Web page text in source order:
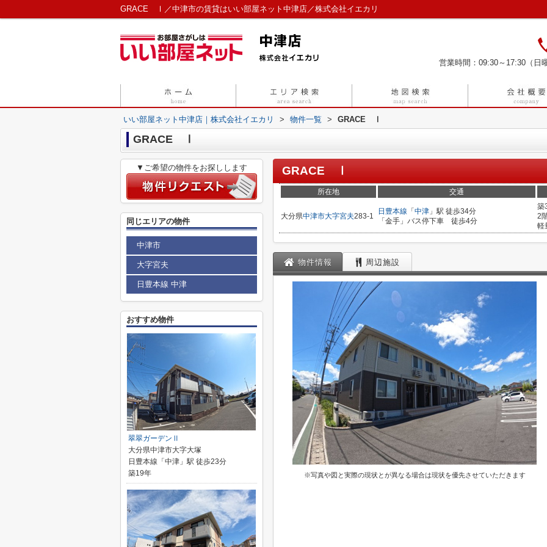
GRACE Ⅰ／中津市の賃貸はいい部屋ネット中津店／株式会社イエカリ
営業時間：09:30～17:30（日
いい部屋ネット中津店｜株式会社イエカリ > 物件一覧 > GRACE Ⅰ
GRACE Ⅰ
GRACE Ⅰ
所在地 交通
大分県中津市大字宮夫283-1
日豊本線 「 中津 」駅 徒歩34分
「金手」バス停下車 徒歩4分
築
2
軽
物件情報 周辺施設
※写真や図と実際の現状とが異なる場合は現状を優先させていただきます
▼ご希望の物件をお探しします
同じエリアの物件
中津市
大字宮夫
日豊本線 中津
おすすめ物件
翠翠ガーデンⅡ
大分県中津市大字大塚
日豊本線「中津」駅 徒歩23分
築19年